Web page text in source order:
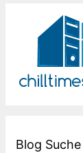
Blog Suche